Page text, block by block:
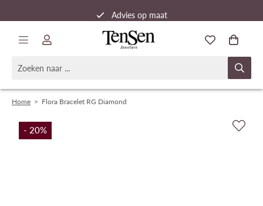
Advies op maat
Snelle verzending
Home > Flora Bracelet RG Diamond
- 20%